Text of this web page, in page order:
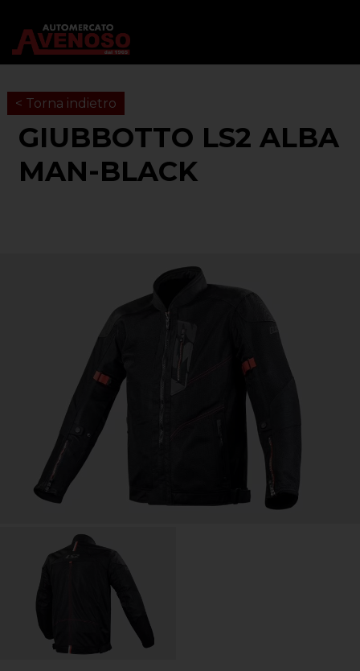
< Torna indietro
GIUBBOTTO LS2 ALBA
MAN-BLACK